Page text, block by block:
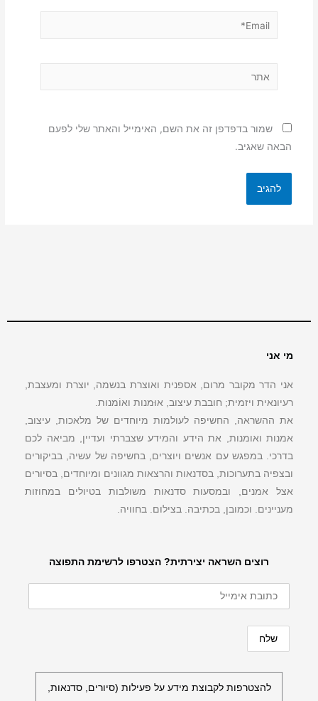
Email*
שמור בדפדפן זה את השם, האימייל והאתר שלי לפעם
הבאה שאגיב.
רוצים השראה יצירתית? הצטרפו לרשימת התפוצה
להצטרפות לקבוצת מידע על פעילות (סיורים, סדנאות,
מי אני
אני הדר מקובר מרום, אספנית ואוצרת בנשמה, יוצרת ומעצבת,
רעיונאית ויזמית; חובבת עיצוב, אוּמנות ואוֹמנות.
את ההשראה, החשיפה לעולמות מיוחדים של מלאכות, עיצוב,
אמנות ואומנות, את הידע והמידע שצברתי ועדיין, מביאה לכם
בדרכי. במפגש עם אנשים ויוצרים, בחשיפה של עשיה, בביקורים
ובצפיה בתערוכות, בסדנאות והרצאות מגוונים ומיוחדים, בסיורים
אצל אמנים, ובמסעות סדנאות משולבות בטיולים במחוזות
מעניינים. וכמובן, בכתיבה. בצילום. בחוויה.